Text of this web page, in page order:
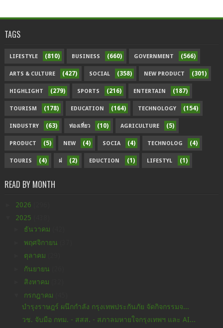
TAGS
LIFESTYLE (810) BUSINESS (660) GOVERNMENT (566)
ARTS & CULTURE (427) SOCIAL (358) NEW PRODUCT (301)
HIGHLIGHT (279) SPORTS (216) ENTERTAIN (187)
TOURISM (178) EDUCATION (164) TECHNOLOGY (154)
INDUSTRY (63) ท่องเที่ยว (10) AGRICULTURE (5)
PRODUCT (5) NEW (4) SOCIA (4) TECHNOLOG (4)
TOURIS (4) ฝ (2) EDUCTION (1) LIFESTYL (1)
READ BY MONTH
2026
2025
ธันวาคม
พฤศจิกายน
ตุลาคม
กันยายน
สิงหาคม
กรกฎาคม
บำรุงราษฎร์ ผนึกกำลัง กรุงเทพประกันภัย จัดกิจกรรมจ...
วช. จับมือ กทม. - สสส. - สภาลมหายใจกรุงเทพฯ และ AI...